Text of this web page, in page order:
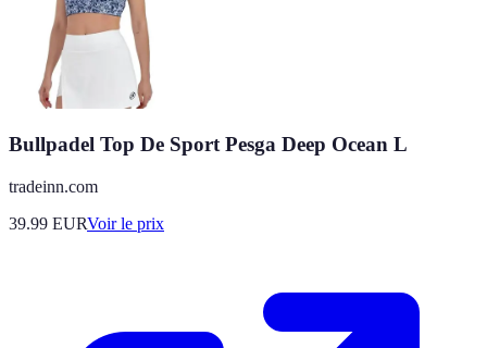
Bullpadel Top De Sport Pesga Deep Ocean L
tradeinn.com
39.99 EURVoir le prix